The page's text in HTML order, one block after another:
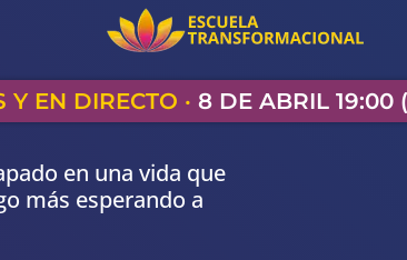
Y EN DIRECTO · 8 DE ABRIL 19:00
en una vida que
más esperando a